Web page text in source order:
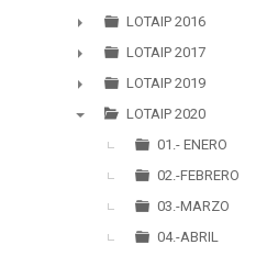
►
►
LOTAIP 2016
►
LOTAIP 2017
►
LOTAIP 2019
LOTAIP 2020
01.- ENERO
02.-FEBRERO
03.-MARZO
04.-ABRIL